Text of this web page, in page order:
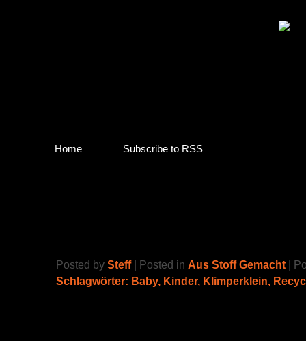
Home Subscribe to RSS
Posted by Steff| Posted in Aus Stoff Gemacht |
Schlagwörter: Baby, Kinder, Klimperklein,